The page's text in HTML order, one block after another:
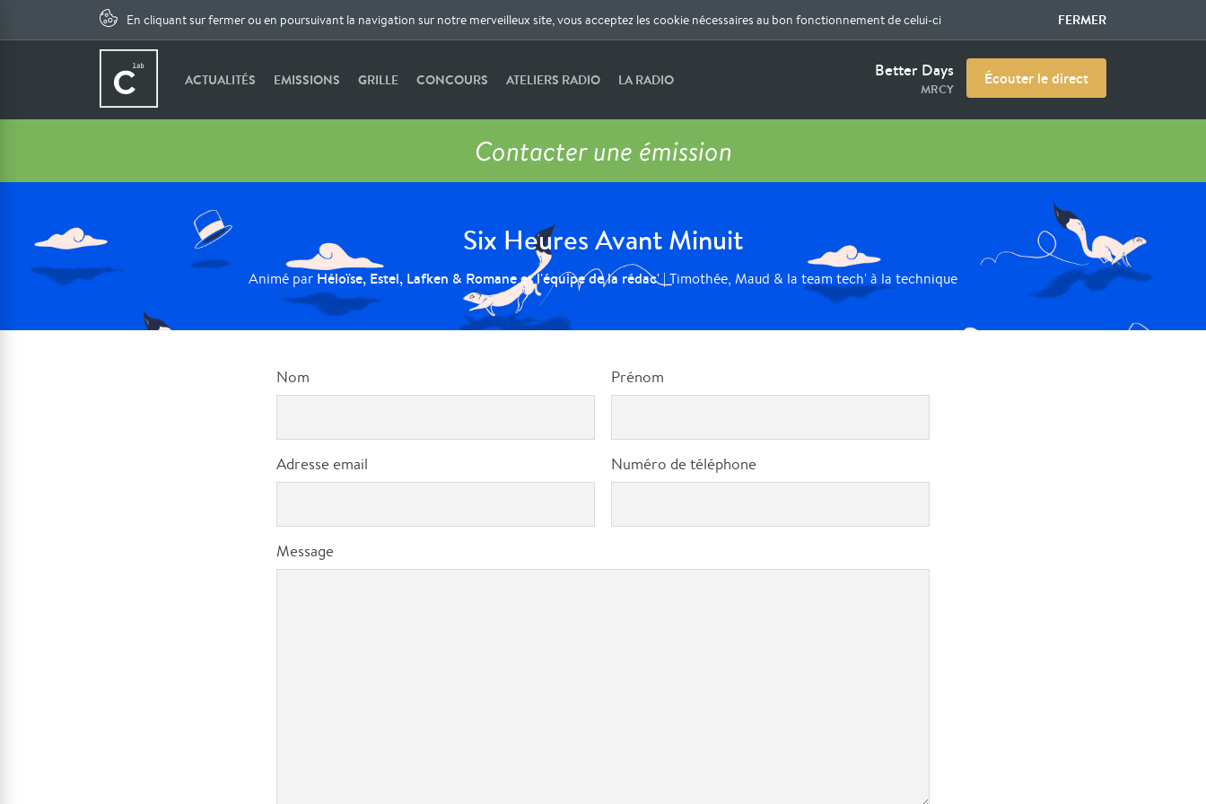
En cliquant sur fermer ou en poursuivant la navigation sur notre merveilleux site, vous acceptez les cookie nécessaires au bon fonctionnement de celui-ci FERMER
ACTUALITÉS EMISSIONS GRILLE CONCOURS ATELIERS RADIO LA RADIO Better Days
MRCY
Écouter le direct
Contacter une émission
Six Heures Avant Minuit
Animé par Héloïse, Estel, Lafken & Romane et l'équipe de la rédac'| Timothée, Maud & la team tech' à la technique
Nom Prénom
Adresse email Numéro de téléphone
Message